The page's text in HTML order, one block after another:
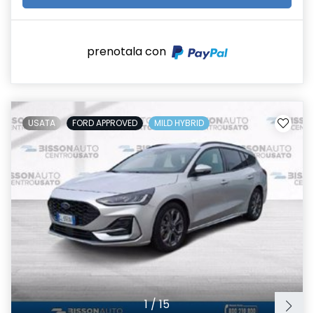
prenotala con
1/15
USATA FORD APPROVED MILD HYBRID